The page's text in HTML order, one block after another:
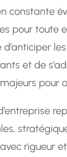
constante
pour toute
et de
pour
rigueur